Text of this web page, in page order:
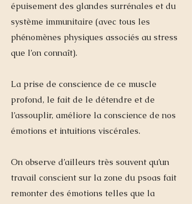
épuisement des glandes surrénales et du
système immunitaire (avec tous les
phénomènes physiques associés au stress
que l’on connaît).
La prise de conscience de ce muscle
profond, le fait de le détendre et de
l’assouplir, améliore la conscience de nos
émotions et intuitions viscérales.
On observe d’ailleurs très souvent qu’un
travail conscient sur la zone du psoas fait
remonter des émotions telles que la